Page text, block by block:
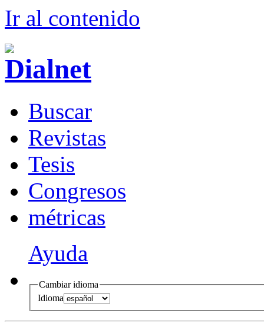
Ir al contenido
Buscar
Revistas
Tesis
Congresos
métricas
Ayuda
Cambiar idioma
Idioma